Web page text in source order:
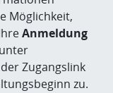
Möglichkeit,
Anmeldung
unter
Zugangslink
zu.